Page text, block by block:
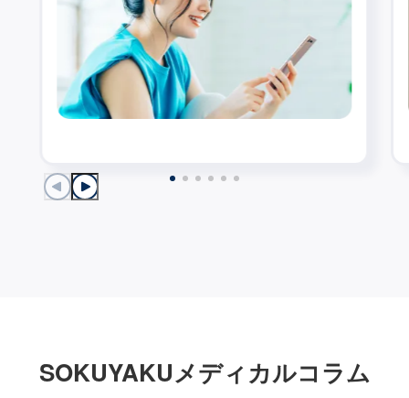
SOKUYAKUメディカルコラム